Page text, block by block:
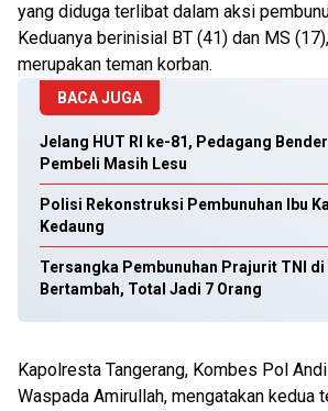
yang diduga terlibat dalam aksi
Keduanya berinisial BT (41) dan MS
merupakan teman korban.
BACA JUGA
Jelang HUT RI ke-81, Pedagang
Pembeli Masih Lesu
Polisi Rekonstruksi Pembunuhan Ibu
Kedaung
Tersangka Pembunuhan Prajurit TNI
Bertambah, Total Jadi 7 Orang
Kapolresta Tangerang, Kombes Pol
Waspada Amirullah, mengatakan kedua